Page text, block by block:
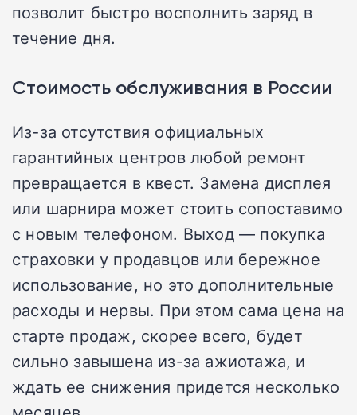
позволит быстро восполнить заряд в
течение дня.
Стоимость обслуживания в России
Из-за отсутствия официальных
гарантийных центров любой ремонт
превращается в квест. Замена дисплея
или шарнира может стоить сопоставимо
с новым телефоном. Выход — покупка
страховки у продавцов или бережное
использование, но это дополнительные
расходы и нервы. При этом сама цена на
старте продаж, скорее всего, будет
сильно завышена из-за ажиотажа, и
ждать ее снижения придется несколько